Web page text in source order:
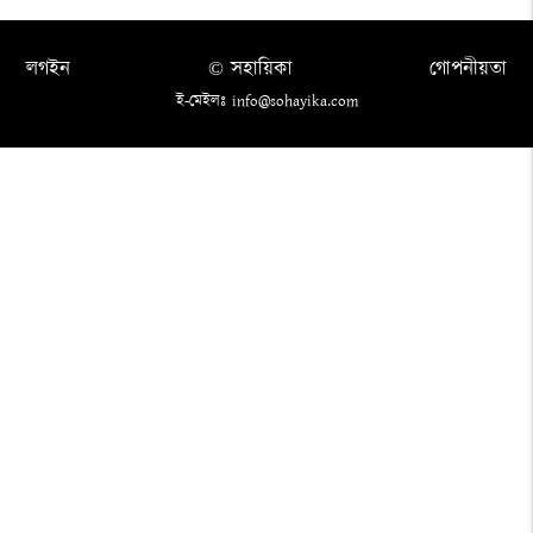
লগইন গোপনীয়তা
© সহায়িকা
ই-মেইলঃ info@sohayika.com